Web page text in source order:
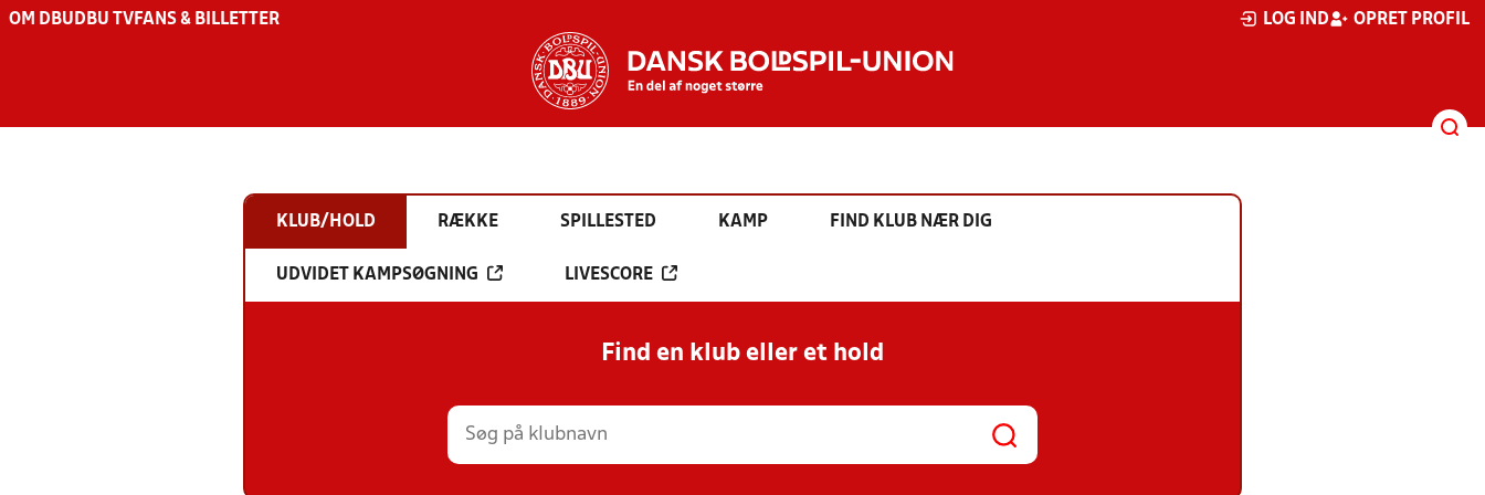
OM DBU DBU TV FANS & BILLETTER LOG IND OPRET PROFIL
KLUB/HOLD RÆKKE SPILLESTED KAMP FIND KLUB NÆR DIG
UDVIDET KAMPSØGNING LIVESCORE
Find en klub eller et hold